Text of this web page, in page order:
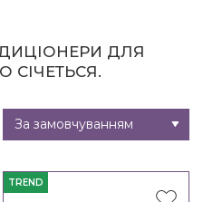
ДЛЯ
СІЧЕТЬСЯ.
TREND